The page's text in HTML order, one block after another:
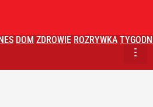
DOM ZDROWIE ROZRYWKA